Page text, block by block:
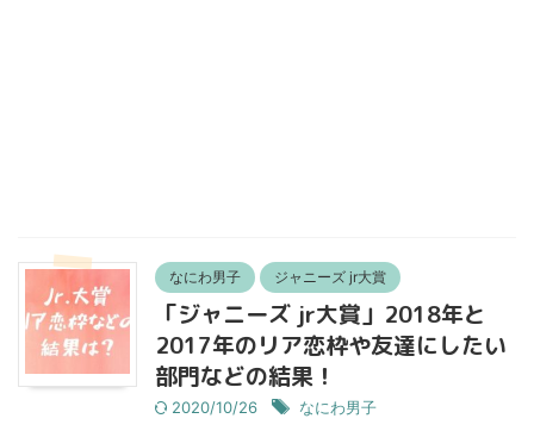
なにわ男子 ジャニーズ jr大賞
「ジャニーズ jr大賞」2018年と
2017年のリア恋枠や友達にしたい
部門などの結果！
2020/10/26 なにわ男子